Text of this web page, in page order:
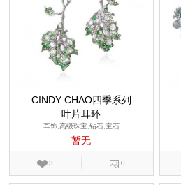
CINDY CHAO四季系列
叶片耳环
耳饰,高级珠宝,钻石,宝石
暂无
3 0